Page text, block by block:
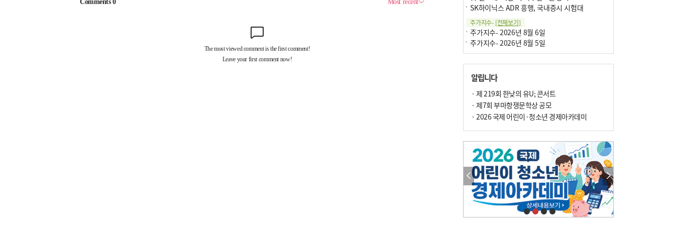
SK하이닉스 ADR 흥행, 국내증시 시험대
주가지수- [전체보기]
주가지수- 2026년 8월 6일
주가지수- 2026년 8월 5일
알립니다
· 제 219회 한낮의 유U; 콘서트
· 제7회 부마항쟁문학상 공모
· 2026 국제 어린이·청소년 경제아카데미